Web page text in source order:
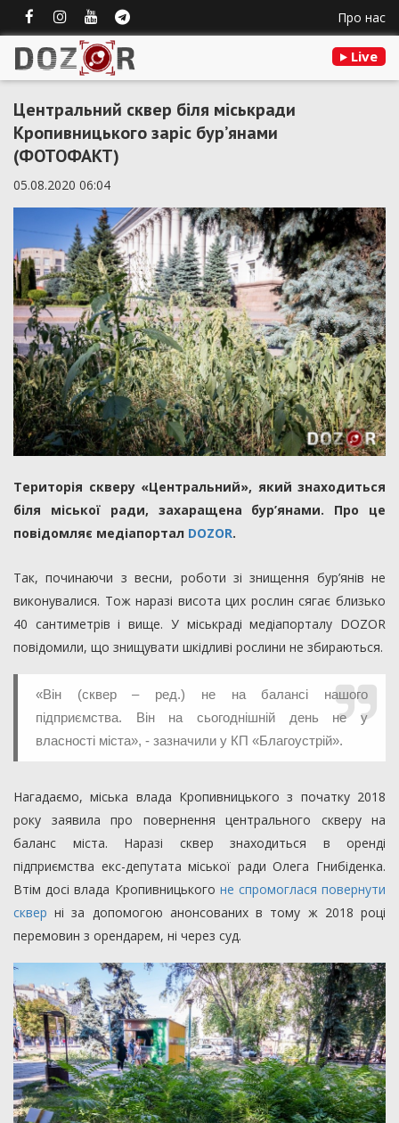
Про нас
Live
Центральний сквер біля міськради
Кропивницького заріс бур’янами
(ФОТОФАКТ)
05.08.2020 06:04
Територія скверу «Центральний», який знаходиться
біля міської ради, захаращена бур’янами. Про це
повідомляє медіапортал DOZOR.
Так, починаючи з весни, роботи зі знищення бур’янів не
виконувалися. Тож наразі висота цих рослин сягає близько
40 сантиметрів і вище. У міськраді медіапорталу DOZOR
повідомили, що знищувати шкідливі рослини не збираються.
«Він (сквер – ред.) не на балансі нашого
підприємства. Він на сьогоднішній день не у
власності міста», - зазначили у КП «Благоустрій».
Нагадаємо, міська влада Кропивницького з початку 2018
року заявила про повернення центрального скверу на
баланс міста. Наразі сквер знаходиться в оренді
підприємства екс-депутата міської ради Олега Гнибіденка.
Втім досі влада Кропивницького не спромоглася повернути
сквер ні за допомогою анонсованих в тому ж 2018 році
перемовин з орендарем, ні через суд.